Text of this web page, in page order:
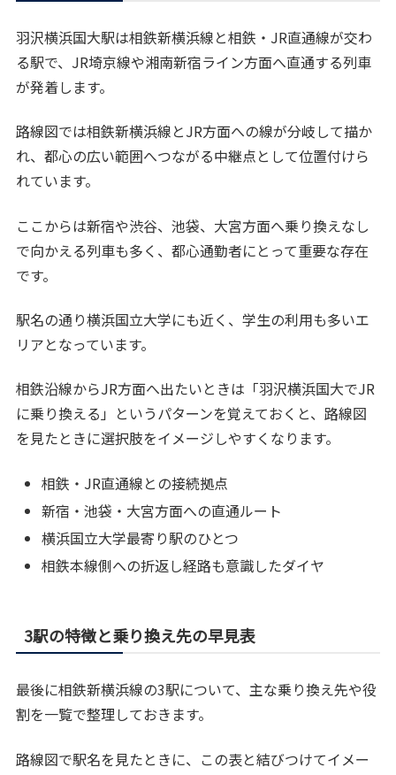
羽沢横浜国大駅は相鉄新横浜線と相鉄・JR直通線が交わ
る駅で、JR埼京線や湘南新宿ライン方面へ直通する列車
が発着します。
路線図では相鉄新横浜線とJR方面への線が分岐して描か
れ、都心の広い範囲へつながる中継点として位置付けら
れています。
ここからは新宿や渋谷、池袋、大宮方面へ乗り換えなし
で向かえる列車も多く、都心通勤者にとって重要な存在
です。
駅名の通り横浜国立大学にも近く、学生の利用も多いエ
リアとなっています。
相鉄沿線からJR方面へ出たいときは「羽沢横浜国大でJR
に乗り換える」というパターンを覚えておくと、路線図
を見たときに選択肢をイメージしやすくなります。
相鉄・JR直通線との接続拠点
新宿・池袋・大宮方面への直通ルート
横浜国立大学最寄り駅のひとつ
相鉄本線側への折返し経路も意識したダイヤ
3駅の特徴と乗り換え先の早見表
最後に相鉄新横浜線の3駅について、主な乗り換え先や役
割を一覧で整理しておきます。
路線図で駅名を見たときに、この表と結びつけてイメー